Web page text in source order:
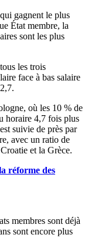
gagnent le plus
État membre, la
sont les plus
les trois
face à bas salaire
où les 10 % de
horaire 4,7 fois plus
suivie de près par
avec un ratio de
et la Grèce.
réforme des
membres sont déjà
sont encore plus